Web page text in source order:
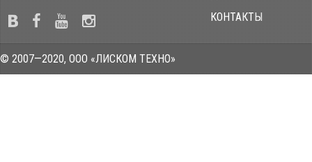
КОНТАКТЫ
© 2007—2020, ООО «ЛИСКОМ ТЕХНО»